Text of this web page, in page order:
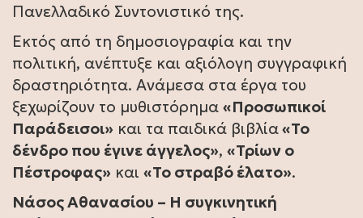
Πανελλαδικό Συντονιστικό της.
Εκτός από τη δημοσιογραφία και την
πολιτική, ανέπτυξε και αξιόλογη συγγραφική
δραστηριότητα. Ανάμεσα στα έργα του
ξεχωρίζουν το μυθιστόρημα «Προσωπικοί
Παράδεισοι» και τα παιδικά βιβλία«Το
δένδρο που έγινε άγγελος», «Τρίων ο
Πέστροφας» και «Το στραβό έλατο».
Νάσος Αθανασίου – Η συγκινητική